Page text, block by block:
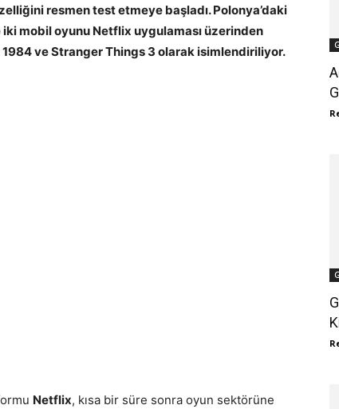
resmen test etmeye başladı. Polonya’daki
iki mobil oyunu Netflix uygulaması üzerinden
ve Stranger Things 3 olarak isimlendiriliyor.
Netflix, kısa bir süre sonra oyun sektörüne